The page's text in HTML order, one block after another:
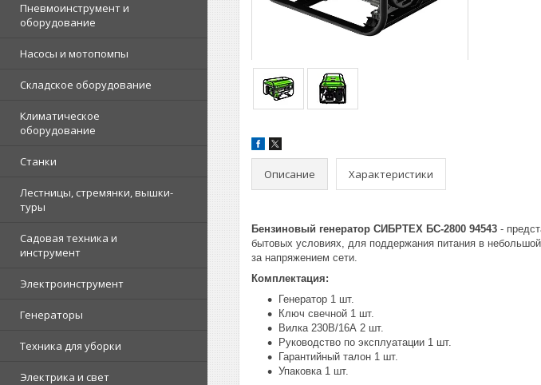
Пневмоинструмент и
оборудование
Насосы и мотопомпы
Складское оборудование
Климатическое
оборудование
Станки
Лестницы, стремянки, вышки-
туры
Садовая техника и
инструмент
Электроинструмент
Генераторы
Техника для уборки
Электрика и свет
Описание Характеристики
Бензиновый генератор СИБРТЕХ БС-2800 94543 -
бытовых условиях, для поддержания питания в
за напряжением сети.
Комплектация:
Генератор 1 шт.
Ключ свечной 1 шт.
Вилка 230В/16А 2 шт.
Руководство по эксплуатации 1 шт.
Гарантийный талон 1 шт.
Упаковка 1 шт.